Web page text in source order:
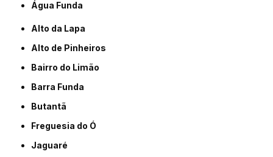
Água Funda
Alto da Lapa
Alto de Pinheiros
Bairro do Limão
Barra Funda
Butantã
Freguesia do Ó
Jaguaré